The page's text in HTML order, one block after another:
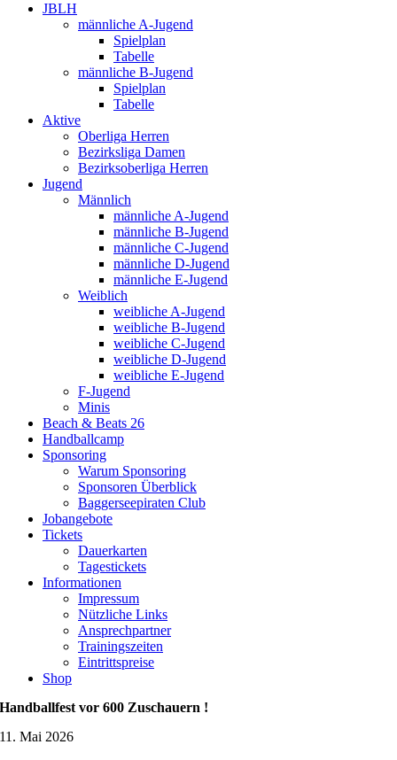
JBLH
männliche A-Jugend
Spielplan
Tabelle
männliche B-Jugend
Spielplan
Tabelle
Aktive
Oberliga Herren
Bezirksliga Damen
Bezirksoberliga Herren
Jugend
Männlich
männliche A-Jugend
männliche B-Jugend
männliche C-Jugend
männliche D-Jugend
männliche E-Jugend
Weiblich
weibliche A-Jugend
weibliche B-Jugend
weibliche C-Jugend
weibliche D-Jugend
weibliche E-Jugend
F-Jugend
Minis
Beach & Beats 26
Handballcamp
Sponsoring
Warum Sponsoring
Sponsoren Überblick
Baggerseepiraten Club
Jobangebote
Tickets
Dauerkarten
Tagestickets
Informationen
Impressum
Nützliche Links
Ansprechpartner
Trainingszeiten
Eintrittspreise
Shop
Handballfest vor 600 Zuschauern !
11. Mai 2026